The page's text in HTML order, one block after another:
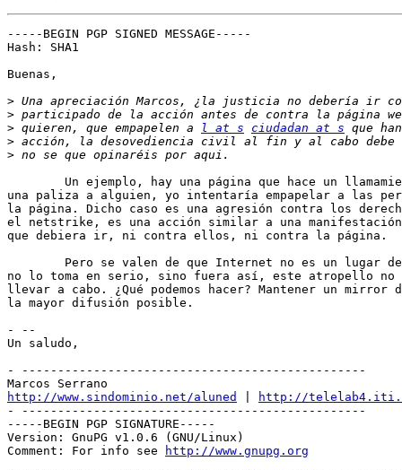
-----BEGIN PGP SIGNED MESSAGE-----
Hash: SHA1
Buenas,
>
>
> quieren, que empapelen a l at s
ciudadan at s
>
>
una paliza a alguien, yo intentaría empapelar a las
la página. Dicho caso es una agresión contra los
el netstrike, es una acción similar a una
que debiera ir, ni contra ellos, ni contra la página.
no lo toma en serio, sino fuera así, este atropello no
llevar a cabo. ¿Qué podemos hacer? Mantener un
la mayor difusión posible.
- --
Un saludo,
- ------------------------------------------------
http://www.sindominio.net/aluned
http://
- ------------------------------------------------
-----BEGIN PGP SIGNATURE-----
Version: GnuPG v1.0.6 (GNU/Linux)
Comment: For info see
http://www.gnupg.org